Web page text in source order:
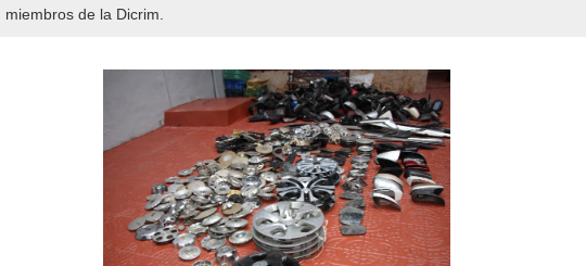
miembros de la Dicrim.